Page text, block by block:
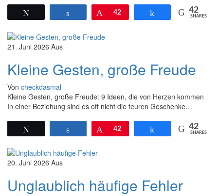
Pin
42 Teilen 42
SHARES
21. Juni 2026 Aus
Kleine Gesten, große Freude
Von checkdasmal
Kleine Gesten, große Freude: 9 Ideen, die von Herzen kommen
In einer Beziehung sind es oft nicht die teuren Geschenke…
Pin
42 Teilen 42
SHARES
20. Juni 2026 Aus
Unglaublich häufige Fehler